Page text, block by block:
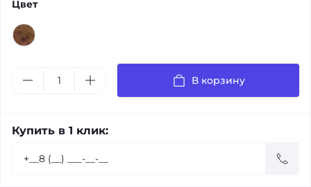
Цвет
В корзину
Купить в 1 клик: